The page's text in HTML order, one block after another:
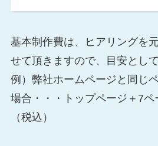
基本制作費は、ヒアリングを
せて頂きますので、目安とし
例）弊社ホームページと同じ
場合・・・トップページ＋7
（税込）